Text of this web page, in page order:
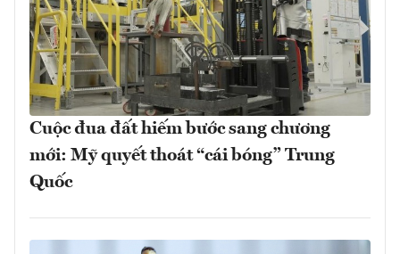
Cuộc đua đất hiếm bước sang chương
mới: Mỹ quyết thoát “cái bóng” Trung
Quốc